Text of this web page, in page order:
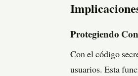
Protegiendo
Con el código
usuarios. Esta